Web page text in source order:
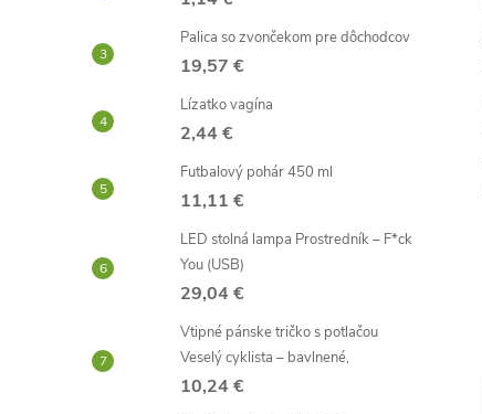
Palica so zvončekom pre dôchodcov
19,57 €
Lízatko vagína
2,44 €
Futbalový pohár 450 ml
11,11 €
LED stolná lampa Prostredník – F*ck
You (USB)
29,04 €
Vtipné pánske tričko s potlačou
Veselý cyklista – bavlnené,
10,24 €